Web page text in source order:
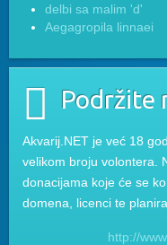
delbi sa malim 'd'
Aegagropila linnaei
Podržite
Akvarij.NET je već 18
velikom broju volontera.
donacijama koje će se
domena, licenci te
http://